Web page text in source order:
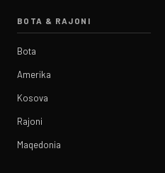
BOTA & RAJONI
Bota
Amerika
Kosova
Rajoni
Maqedonia